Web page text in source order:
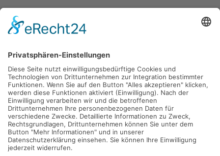
Gefördert durch die
Freie und Hansestadt Hamburg